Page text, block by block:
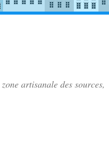
zone artisanale des sources,